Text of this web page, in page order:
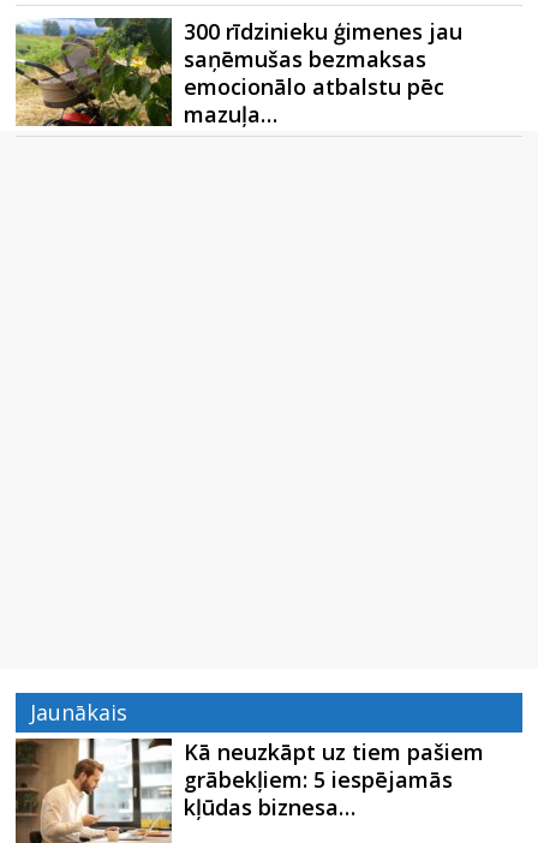
300 rīdzinieku ģimenes jau
saņēmušas bezmaksas
emocionālo atbalstu pēc
mazuļa…
Jaunākais
Kā neuzkāpt uz tiem pašiem
grābekļiem: 5 iespējamās
kļūdas biznesa…